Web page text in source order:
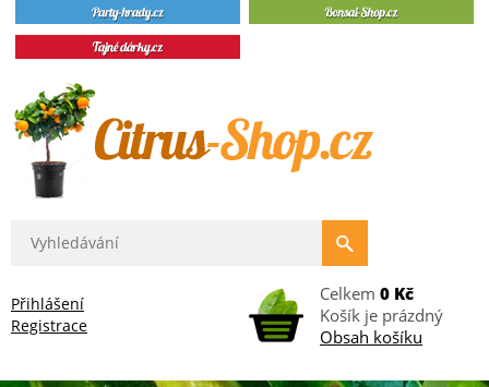
Přihlášení
Registrace
Celkem 0 Kč
Košík je prázdný
Obsah košíku